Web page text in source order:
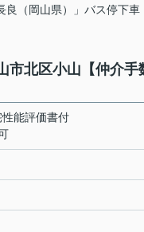
良（岡山県）」バス停下
北区小山【仲介手
能評価書付